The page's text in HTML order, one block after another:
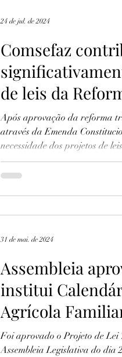
Comsefaz
de leis da
Após aprovação da reforma
através da Emenda
necessidade dos projetos de
24 de jul. de 2024
Assembleia
institui
Agrícola
Foi aprovado o Projeto de Lei
Assembleia Legislativa do
31 de mai. de 2024